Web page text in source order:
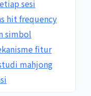
sesi
hit frequency
simbol
fitur
mahjong